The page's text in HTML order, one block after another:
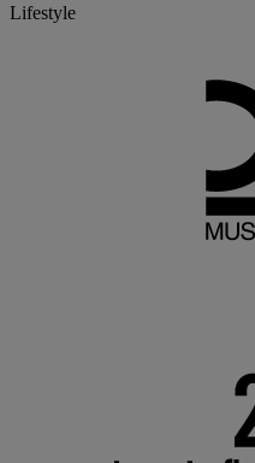
Lifestyle